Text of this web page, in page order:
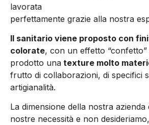
lavorata
perfettamente grazie alla nostra
Il sanitario viene proposto con
colorate, con un effetto
prodotto una texture molto
frutto di collaborazioni, di specifici
artigianalità.
La dimensione della nostra
nostre necessità e non